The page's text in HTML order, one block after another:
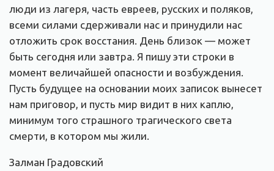
люди из лагеря, часть евреев, русских и поляков,
всеми силами сдерживали нас и принудили нас
отложить срок восстания. День близок — может
быть сегодня или завтра. Я пишу эти строки в
момент величайшей опасности и возбуждения.
Пусть будущее на основании моих записок вынесет
нам приговор, и пусть мир видит в них каплю,
минимум того страшного трагического света
смерти, в котором мы жили.
Залман Градовский